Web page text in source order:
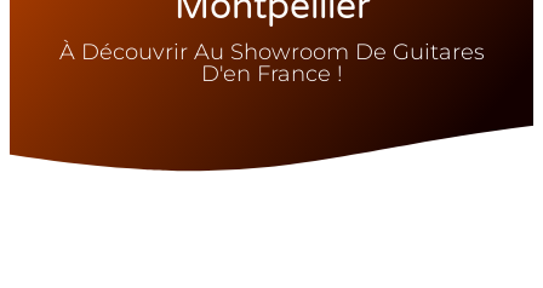
À Découvrir Au Showroom De Guitares
D'en France !